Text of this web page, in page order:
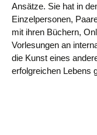
Ansätze. Sie hat in
Einzelpersonen,
mit ihren Büchern,
Vorlesungen an
die Kunst eines
erfolgreichen Lebens